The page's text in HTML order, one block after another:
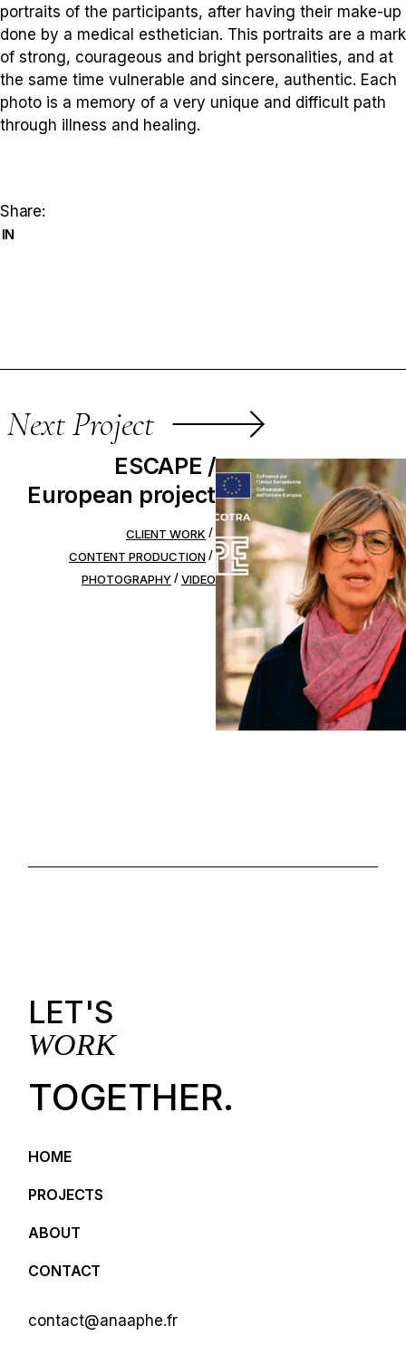
portraits of the participants, after having their make-up
done by a medical esthetician. This portraits are a mark
of strong, courageous and bright personalities, and at
the same time vulnerable and sincere, authentic. Each
photo is a memory of a very unique and difficult path
through illness and healing.
Share:
IN
Next Project
ESCAPE /
European project
CLIENT WORK
CONTENT PRODUCTION
PHOTOGRAPHY
VIDEO
LET'S
WORK
TOGETHER.
HOME
PROJECTS
ABOUT
CONTACT
contact@anaaphe.fr